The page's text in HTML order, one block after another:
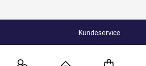
Kundeservice
Handlekurv